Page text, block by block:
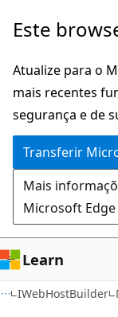
Saltar
o
conteúdo
principal
Saltar
a
navegação
na
página
Este
Atualize para o
mais recentes
segurança e de
Transferir
Mais
Microsoft Edge
Learn
IWebHostBuilder